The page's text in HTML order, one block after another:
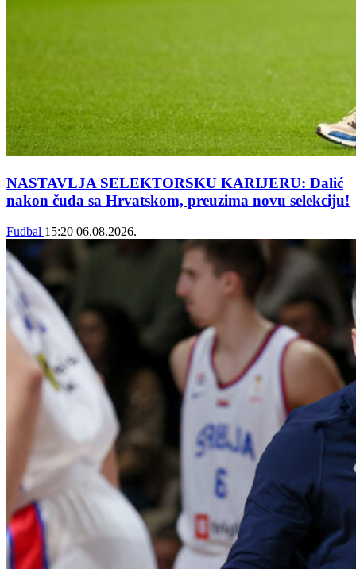
NASTAVLJA SELEKTORSKU KARIJERU: Dalić
nakon čuda sa Hrvatskom, preuzima novu selekciju!
Fudbal 15:20 06.08.2026.